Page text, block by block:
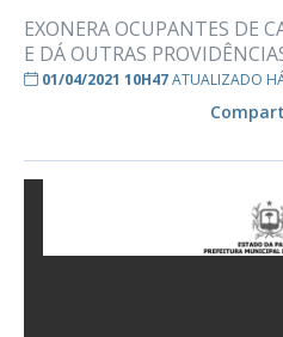
EXONERA OCUPANTES DE
E DÁ OUTRAS
01/04/2021 10H47ATUALIZADO